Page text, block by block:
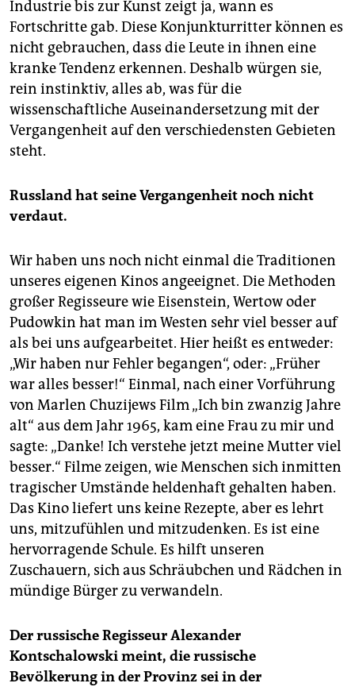
Industrie bis zur Kunst zeigt ja, wann es
Fortschritte gab. Diese Konjunkturritter können es
nicht gebrauchen, dass die Leute in ihnen eine
kranke Tendenz erkennen. Deshalb würgen sie,
rein instinktiv, alles ab, was für die
wissenschaftliche Auseinandersetzung mit der
Vergangenheit auf den verschiedensten Gebieten
steht.
Russland hat seine Vergangenheit noch nicht
verdaut.
Wir haben uns noch nicht einmal die Traditionen
unseres eigenen Kinos angeeignet. Die Methoden
großer Regisseure wie Eisenstein, Wertow oder
Pudowkin hat man im Westen sehr viel besser auf
als bei uns aufgearbeitet. Hier heißt es entweder:
„Wir haben nur Fehler begangen“, oder: „Früher
war alles besser!“ Einmal, nach einer Vorführung
von Marlen Chuzijews Film „Ich bin zwanzig Jahre
alt“ aus dem Jahr 1965, kam eine Frau zu mir und
sagte: „Danke! Ich verstehe jetzt meine Mutter viel
besser.“ Filme zeigen, wie Menschen sich inmitten
tragischer Umstände heldenhaft gehalten haben.
Das Kino liefert uns keine Rezepte, aber es lehrt
uns, mitzufühlen und mitzudenken. Es ist eine
hervorragende Schule. Es hilft unseren
Zuschauern, sich aus Schräubchen und Rädchen in
mündige Bürger zu verwandeln.
Der russische Regisseur Alexander
Kontschalowski meint, die russische
Bevölkerung in der Provinz sei in der